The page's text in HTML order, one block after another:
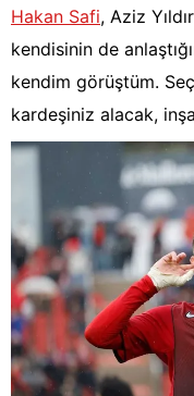
Hakan Safi, Aziz
kendisinin de
kendim görüştüm.
kardeşiniz alacak,